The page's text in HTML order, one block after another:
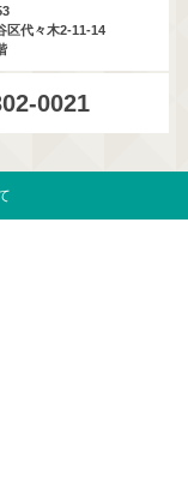
区代々木2-11-14
0021